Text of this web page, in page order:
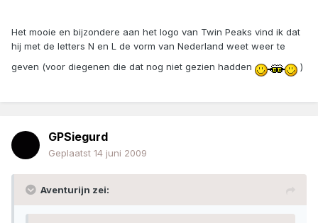
Het mooie en bijzondere aan het logo van Twin Peaks vind ik dat
hij met de letters N en L de vorm van Nederland weet weer te
geven (voor diegenen die dat nog niet gezien hadden
)
GPSiegurd
Geplaatst 14 juni 2009
Aventurijn zei: